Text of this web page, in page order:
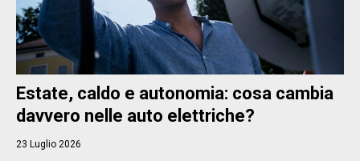
Estate, caldo e autonomia: cosa cambia
davvero nelle auto elettriche?
23 Luglio 2026